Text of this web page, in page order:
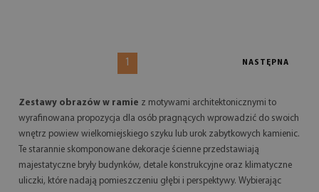
1 NASTĘPNA
Zestawy obrazów w ramie z motywami architektonicznymi to
wyrafinowana propozycja dla osób pragnących wprowadzić do swoich
wnętrz powiew wielkomiejskiego szyku lub urok zabytkowych kamienic.
Te starannie skomponowane dekoracje ścienne przedstawiają
majestatyczne bryły budynków, detale konstrukcyjne oraz klimatyczne
uliczki, które nadają pomieszczeniu głębi i perspektywy. Wybierając